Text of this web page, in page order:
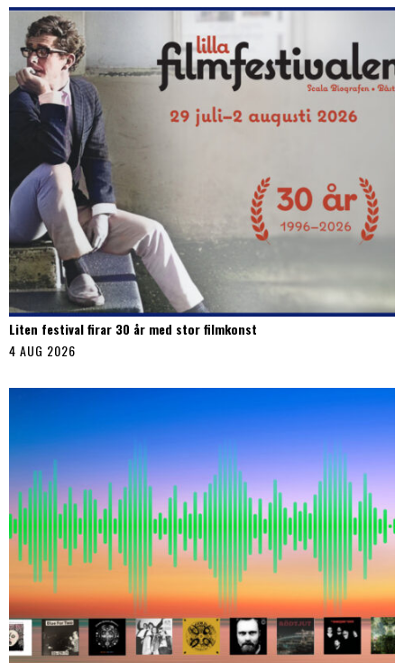
Liten festival firar 30 år med stor filmkonst
4 AUG 2026